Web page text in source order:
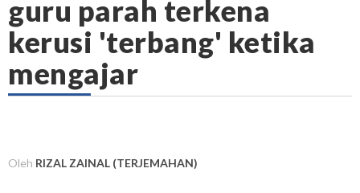
guru parah terkena
kerusi 'terbang' ketika
mengajar
Oleh RIZAL ZAINAL (TERJEMAHAN)